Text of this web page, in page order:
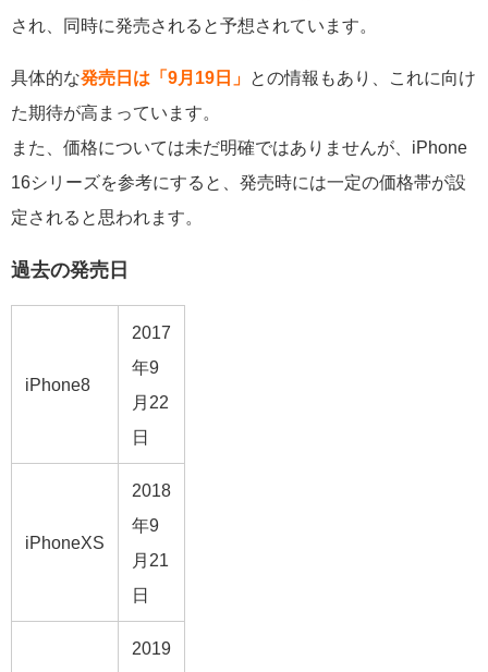
され、同時に発売されると予想されています。
具体的な発売日は「9月19日」
との情報もあり、これに向け
た期待が高まっています。
また、価格については未だ明確ではありませんが、iPhone
16シリーズを参考にすると、発売時には一定の価格帯が設
定されると思われます。
過去の発売日
iPhone8
2017
年9
月22
日
iPhoneXS
2018
年9
月21
日
2019